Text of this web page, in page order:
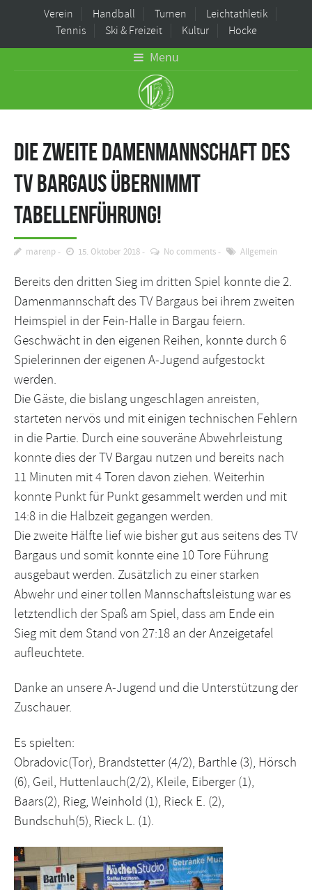
Verein Handball Turnen
Leichtathletik
Tennis
Ski & Freizeit Kultur Hocke
Menu
Die zweite Damenmannschaft des
TV Bargaus übernimmt
Tabellenführung!
marenp 15. Oktober 2018 No comments Allgemein
Bereits den dritten Sieg im dritten Spiel konnte die 2.
Damenmannschaft des TV Bargaus bei ihrem zweiten
Heimspiel in der Fein-Halle in Bargau feiern.
Geschwächt in den eigenen Reihen, konnte durch 6
Spielerinnen der eigenen A-Jugend aufgestockt
werden.
Die Gäste, die bislang ungeschlagen anreisten,
starteten nervös und mit einigen technischen Fehlern
in die Partie. Durch eine souveräne Abwehrleistung
konnte dies der TV Bargau nutzen und bereits nach
11 Minuten mit 4 Toren davon ziehen. Weiterhin
konnte Punkt für Punkt gesammelt werden und mit
14:8 in die Halbzeit gegangen werden.
Die zweite Hälfte lief wie bisher gut aus seitens des TV
Bargaus und somit konnte eine 10 Tore Führung
ausgebaut werden. Zusätzlich zu einer starken
Abwehr und einer tollen Mannschaftsleistung war es
letztendlich der Spaß am Spiel, dass am Ende ein
Sieg mit dem Stand von 27:18 an der Anzeigetafel
aufleuchtete.
Danke an unsere A-Jugend und die Unterstützung der
Zuschauer.
Es spielten:
Obradovic(Tor), Brandstetter (4/2), Barthle (3), Hörsch
(6), Geil, Huttenlauch(2/2), Kleile, Eiberger (1),
Baars(2), Rieg, Weinhold (1), Rieck E. (2),
Bundschuh(5), Rieck L. (1).